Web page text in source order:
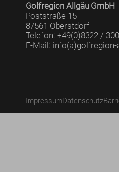
Golfregion Allgäu GmbH
Poststraße 15
87561 Oberstdorf
Telefon: +49(0)8322 /
E-Mail: info(a)golfregion-
ImpressumDatenschutz